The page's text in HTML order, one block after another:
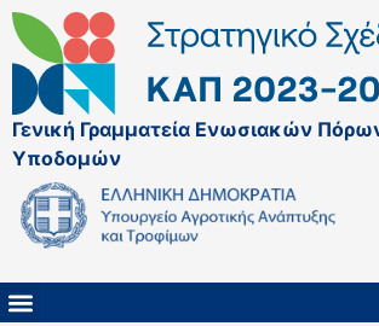
Γενική Γραμματεία Ενωσιακών
Υποδομών